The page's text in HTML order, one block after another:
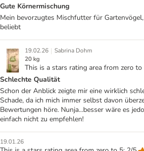
Gute Körnermischung
Mein bevorzugtes Mischfutter für
beliebt
19.02.26 | Sabrina Dohm
20 kg
This is a stars rating area from zero to
Schlechte Qualität
Schon der Anblick zeigte mir eine wirklich
Schade, da ich mich immer selbst davon
Bewertungen höre. Nunja...besser wäre es
einfach nicht zu empfehlen!
19.01.26